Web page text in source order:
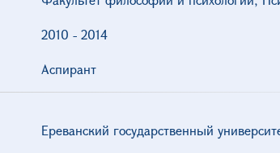
2010 - 2014
Аспирант
Ереванский государственный